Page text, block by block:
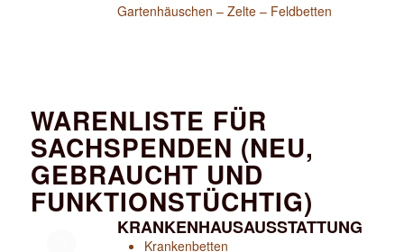
Gartenhäuschen – Zelte – Feldbetten
WARENLISTE FÜR
SACHSPENDEN (NEU,
GEBRAUCHT UND
FUNKTIONSTÜCHTIG)
KRANKENHAUSAUSSTATTUNG
Krankenbetten